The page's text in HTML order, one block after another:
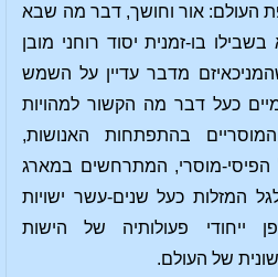
העולם: אור וחושך, דבר מה שבא
בו-זמנית יסוד רוחני מובן
מדבר עדיין על השמש
כעל דבר מה הקשור למהויות
המוסריים בהתפתחות האנושות,
מוסרי, המתרחשים במארג
המזלות כעל שנים-עשר ישויות
ייחודי פעולותיה של הישות
של העולם.